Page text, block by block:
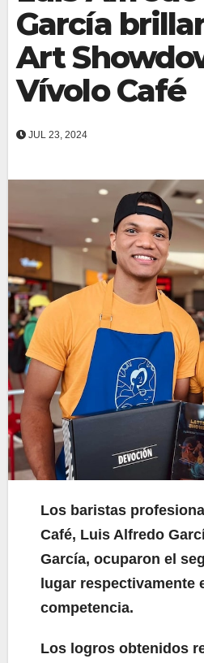
García
Art
Vívolo Café
JUL 23, 2024
Los baristas
Café, Luis Alfredo
García, ocuparon el
lugar respectivamente
competencia.
Los logros obtenidos